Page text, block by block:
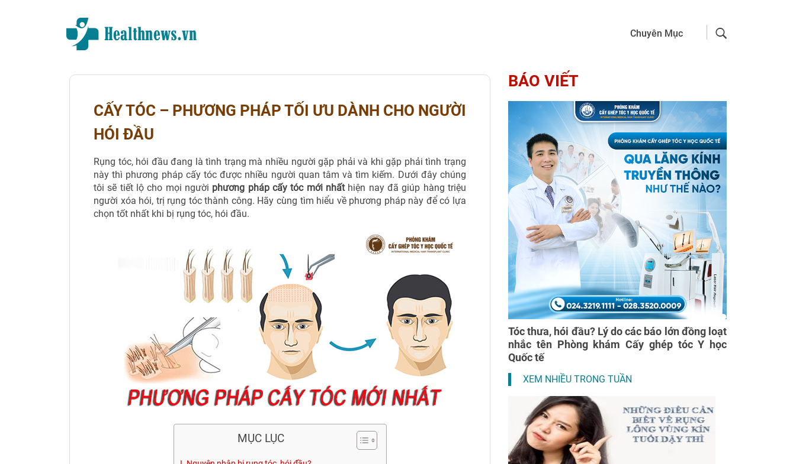
Chuyên Mục
CẤY TÓC – PHƯƠNG PHÁP TỐI ƯU DÀNH CHO NGƯỜI
HÓI ĐẦU
Rụng tóc, hói đầu đang là tình trạng mà nhiều người gặp phải và khi gặp phải tình trạng
này thì phương pháp cấy tóc được nhiều người quan tâm và tìm kiếm. Dưới đây chúng
tôi sẽ tiết lộ cho mọi người phương pháp cấy tóc mới nhấthiện nay đã giúp hàng triệu
người xóa hói, trị rụng tóc thành công. Hãy cùng tìm hiểu về phương pháp này để có lựa
chọn tốt nhất khi bị rụng tóc, hói đầu.
MỤC LỤC
BÁO VIẾT
Tóc thưa, hói đầu? Lý do các báo lớn đồng loạt
nhắc tên Phòng khám Cấy ghép tóc Y học
Quốc tế
XEM NHIỀU TRONG TUẦN